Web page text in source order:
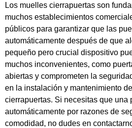
Los muelles cierrapuertas son
muchos establecimientos
públicos para garantizar que las
automáticamente después de que
pequeño pero crucial dispositivo
muchos inconvenientes, como
abiertas y comprometen la
en la instalación y mantenimiento
cierrapuertas. Si necesitas que una
automáticamente por razones de
comodidad, no dudes en